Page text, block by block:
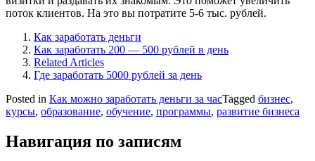
поток клиентов. На это вы потратите 5-6 тыс. рублей.
Как заработать деньги
Как заработать 200 — 500 рублей в день
Related Articles
Где заработать 5000 рублей за день
Posted in Как можно заработать деньги за часTagged бизнес,
курсы, образование, обучение, программы, развитие бизнеса
Навигация по записям